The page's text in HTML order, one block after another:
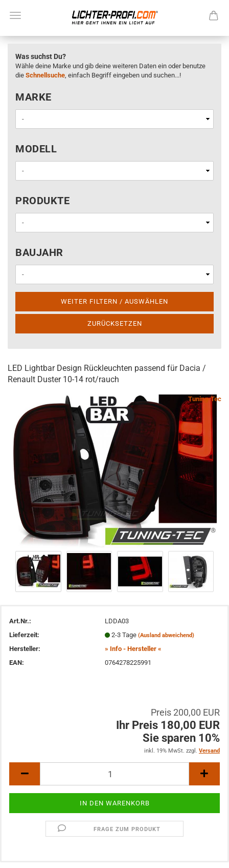
Was suchst Du?
Wähle deine Marke und gib deine weiteren Daten ein oder benutze
die Schnellsuche, einfach Begriff eingeben und suchen...!
MARKE
MARKE
MODELL
MODELL
PRODUKTE
PRODUKTE
BAUJAHR
BAUJAHR
WEITER FILTERN / AUSWÄHLEN
ZURÜCKSETZEN
LED Lightbar Design Rückleuchten passend für Dacia /
Renault Duster 10-14 rot/rauch
Tuning-Tec
Art.Nr.:
LDDA03
Lieferzeit:
2-3 Tage (Ausland abweichend)
Hersteller:
» Info - Hersteller «
EAN:
0764278225991
Preis 200,00 EUR
Ihr Preis 180,00 EUR
Sie sparen 10%
inkl. 19% MwSt. zzgl. Versand
FRAGE ZUM PRODUKT